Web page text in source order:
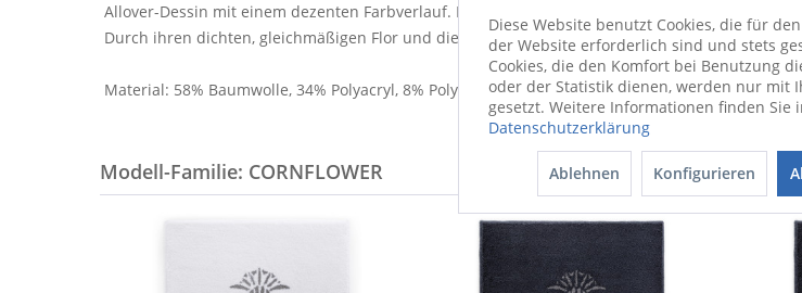
Allover-Dessin mit einem dezenten Farbverlauf. Damit setzt diese neue, hochwertige
Durch ihren dichten, gleichmäßigen Flor und die anschmiegsame Oberfläche wärmt sie
Material: 58% Baumwolle, 34% Polyacryl, 8% Polyester
Modell-Familie: CORNFLOWER
Diese Website benutzt Cookies, die für
der Website erforderlich sind und stets
Cookies, die den Komfort bei Benutzung
oder der Statistik dienen, werden nur mit
gesetzt. Weitere Informationen finden Sie
Datenschutzerklärung
Ablehnen Konfigurieren